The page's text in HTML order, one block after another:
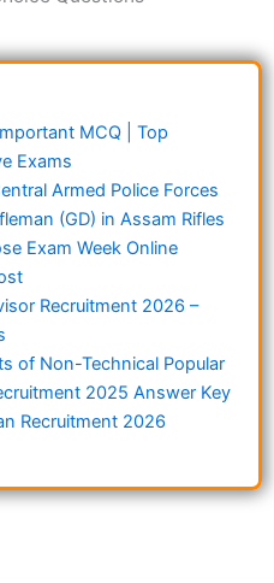
Important MCQ | Top
Exams
Armed Police Forces
(GD) in Assam Rifles
Exam Week Online
Recruitment 2026 –
of Non-Technical Popular
2025 Answer Key
Recruitment 2026